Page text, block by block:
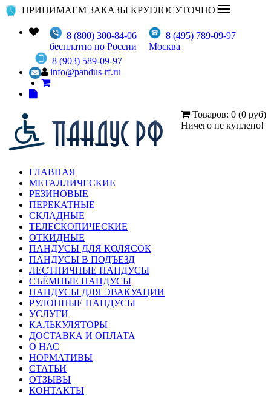
ПРИНИМАЕМ ЗАКАЗЫ КРУГЛОСУТОЧНО!
8 (800) 300-84-06
бесплатно по России
8 (495) 789-09-97
Москва
8 (903) 589-09-97
info@pandus-rf.ru
Товаров: 0 (0 руб)
Ничего не куплено!
ГЛАВНАЯ
МЕТАЛЛИЧЕСКИЕ
РЕЗИНОВЫЕ
ПЕРЕКАТНЫЕ
СКЛАДНЫЕ
ТЕЛЕСКОПИЧЕСКИЕ
ОТКИДНЫЕ
ПАНДУСЫ ДЛЯ КОЛЯСОК
ПАНДУСЫ В ПОДЪЕЗД
ЛЕСТНИЧНЫЕ ПАНДУСЫ
СЪЁМНЫЕ ПАНДУСЫ
ПАНДУСЫ ДЛЯ ЭВАКУАЦИИ
РУЛОННЫЕ ПАНДУСЫ
УСЛУГИ
КАЛЬКУЛЯТОРЫ
ДОСТАВКА И ОПЛАТА
О НАС
НОРМАТИВЫ
СТАТЬИ
ОТЗЫВЫ
КОНТАКТЫ